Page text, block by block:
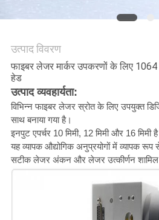
САЙТ
साइटमैप
PRIVACY
POLICY
उत्पाद विवरण
फाइबर लेजर मार्कर उपकरणों के लिए
हेड
उत्पाद व्यवहार्यता:
विभिन्न फाइबर लेजर स्रोत के लिए उपयुक्त
साथ बनाया गया है।
इनपुट एपर्चर 10 मिमी, 12 मिमी और 16 मिमी
यह व्यापक औद्योगिक अनुप्रयोगों में व्यापक रूप
सटीक लेजर अंकन और लेजर उत्कीर्णन शामिल